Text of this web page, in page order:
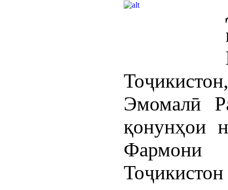
Эмомалӣ
қонунҳои
Фармони